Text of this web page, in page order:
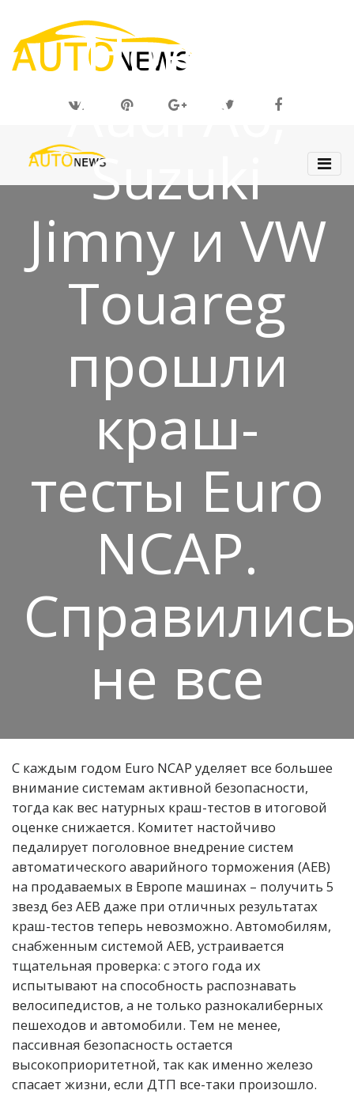
Новые
Audi A6,
Suzuki
Jimny и VW
Touareg
прошли
краш-
тесты Euro
NCAP.
не все
С каждым годом Euro NCAP уделяет все большее
внимание системам активной безопасности,
тогда как вес натурных краш-тестов в итоговой
оценке снижается. Комитет настойчиво
педалирует поголовное внедрение систем
автоматического аварийного торможения (AEB)
на продаваемых в Европе машинах – получить 5
звезд без AEB даже при отличных результатах
краш-тестов теперь невозможно. Автомобилям,
снабженным системой AEB, устраивается
тщательная проверка: с этого года их
испытывают на способность распознавать
велосипедистов, а не только разнокалиберных
пешеходов и автомобили. Тем не менее,
пассивная безопасность остается
высокоприоритетной, так как именно железо
спасает жизни, если ДТП все-таки произошло.